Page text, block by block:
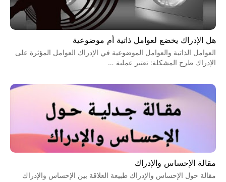
هل الإدراك يخضع لعوامل ذاتية أم موضوعية
العوامل الذاتية والعوامل الموضوعية في الإدراك العوامل المؤثرة على
الإدراك طرح المشكلة: تعتبر عملية …
مقالة الإحساس والإدراك
مقالة حول الإحساس والإدراك طبيعة العلاقة بين الإحساس والإدراك